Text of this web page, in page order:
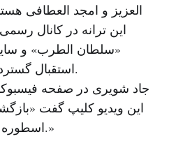
العزیز و امجد العطافی
این ترانه در کانال
«سلطان الطرب» و
استقبال گسترده طرفداران او روبرو شد.
جاد شویری در صفحه
این ویدیو کلیپ گفت
اسطوره آواز مایه خوشحالی است.»